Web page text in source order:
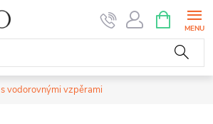
NÁKUPNÍ
KOŠÍK
vodorovnými vzpěrami